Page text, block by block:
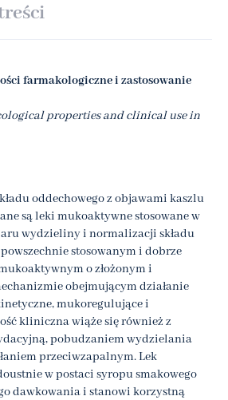
farmakologiczne i zastosowanie
properties and clinical use in
oddechowego z objawami kaszlu
są leki mukoaktywne stosowane w
wydzieliny i normalizacji składu
stosowanym i dobrze
o złożonym i
obejmującym działanie
mukoregulujące i
kliniczna wiąże się również z
pobudzaniem wydzielania
przeciwzapalnym. Lek
w postaci syropu smakowego
dawkowania i stanowi korzystną